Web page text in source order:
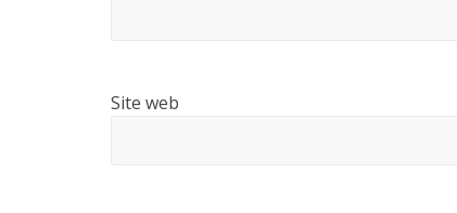
Site web